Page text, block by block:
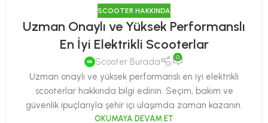
SCOOTER HAKKINDA
Uzman Onaylı ve Yüksek Performanslı
En İyi Elektrikli Scooterlar
Scooter Burada 0
Uzman onaylı ve yüksek performanslı en iyi elektrikli
scooterlar hakkında bilgi edinin. Seçim, bakım ve
güvenlik ipuçlarıyla şehir içi ulaşımda zaman kazanın.
OKUMAYA DEVAM ET